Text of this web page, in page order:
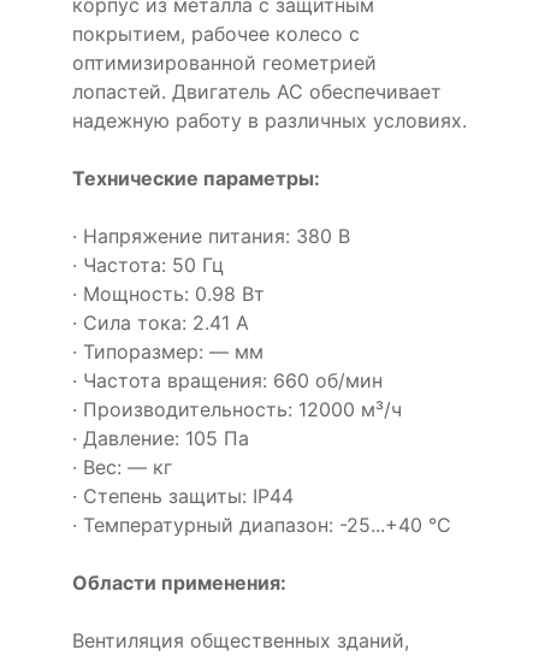
корпус из металла с защитным
покрытием, рабочее колесо с
оптимизированной геометрией
лопастей. Двигатель AC обеспечивает
надежную работу в различных условиях.
Технические параметры:
· Напряжение питания: 380 В
· Частота: 50 Гц
· Мощность: 0.98 Вт
· Сила тока: 2.41 А
· Типоразмер: — мм
· Частота вращения: 660 об/мин
· Производительность: 12000 м³/ч
· Давление: 105 Па
· Вес: — кг
· Степень защиты: IP44
· Температурный диапазон: -25...+40 °C
Области применения:
Вентиляция общественных зданий,